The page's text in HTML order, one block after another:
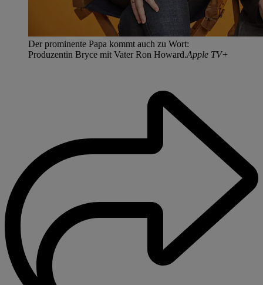
Der prominente Papa kommt auch zu Wort:
Produzentin Bryce mit Vater Ron Howard.Apple TV+